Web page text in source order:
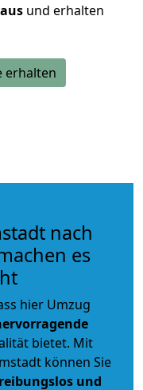
und erhalten
erhalten
nach
es
hier Umzug
bietet. Mit
können Sie
reibungslos und